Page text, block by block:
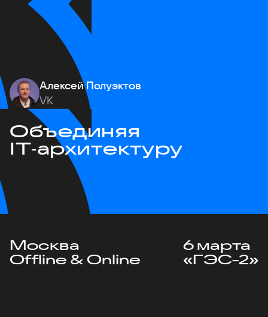
Алексей Полуэктов
VK
Объединяя
IT‑архитектуру
Москва
Offline & Online
6 марта
«ГЭС-2»